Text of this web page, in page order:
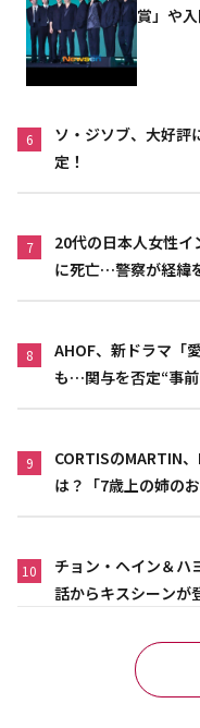
賞」や
6
ソ・ジソブ、大好評
定！
7
20代の日本人女性
に死亡…警察が経緯
8
AHOF、新ドラマ「
も…関与を否定“事
9
CORTISのMARTIN
は？「7歳上の姉の
10
チョン・ヘイン＆
話からキスシーンが